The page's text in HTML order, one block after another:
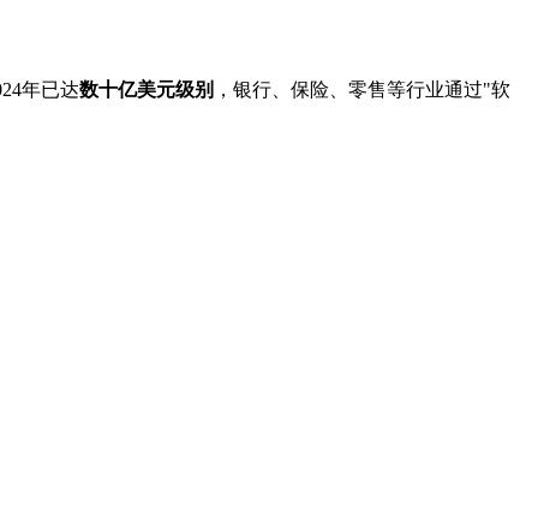
年已达数十亿美元级别 ，银行、保险、零售等行业通过"软